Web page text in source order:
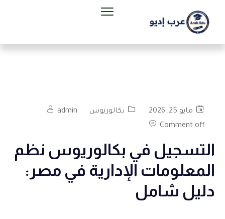
مايو 25, 2026 بكالوريوس
admin
Comment off
التسجيل في بكالوريوس نظم
المعلومات الإدارية في مصر:
دليل شامل